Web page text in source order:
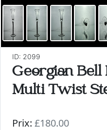
ID: 2099
Georgian Bell
Multi Twist
Prix: £180.00